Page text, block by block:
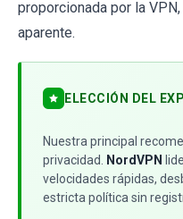
proporcionada por la
aparente.
ELECCIÓN DEL
Nuestra principal
privacidad.
NordVPN
velocidades rápidas,
estricta política sin